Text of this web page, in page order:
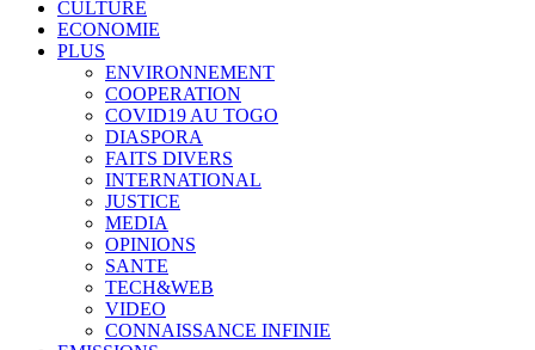
CULTURE
ECONOMIE
PLUS
ENVIRONNEMENT
COOPERATION
COVID19 AU TOGO
DIASPORA
FAITS DIVERS
INTERNATIONAL
JUSTICE
MEDIA
OPINIONS
SANTE
TECH&WEB
VIDEO
CONNAISSANCE INFINIE